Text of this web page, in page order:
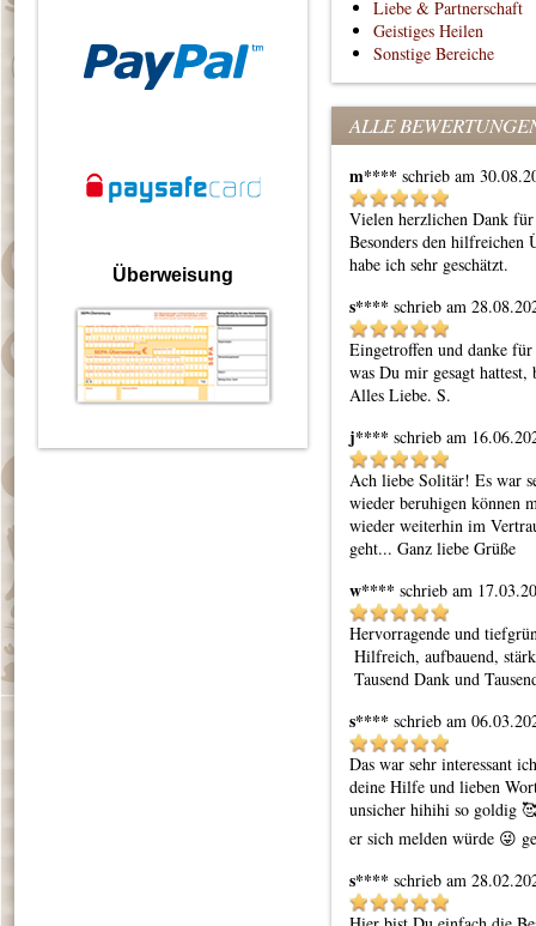
Überweisung
Liebe & Partnerschaft
Geistiges Heilen
Sonstige Bereiche
ALLE
m**** schrieb am
Vielen herzlichen Dank
Besonders den hilfreichen
habe ich sehr geschätzt.
s**** schrieb am
Eingetroffen und danke
was Du mir gesagt
Alles Liebe. S.
j**** schrieb am
Ach liebe Solitär! Es war
wieder beruhigen können
wieder weiterhin im
geht... Ganz liebe Grüße
w**** schrieb am
Hervorragende und
Tausend Dank und
s**** schrieb am
Das war sehr interessant
deine Hilfe und lieben
unsicher hihihi so goldig
er sich melden würde 😜
s**** schrieb am